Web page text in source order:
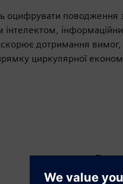
оцифрувати
дотримання вимог,
циркулярної
Рух